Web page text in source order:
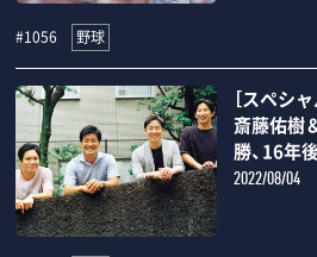
#1056 野球
［スペシ
斎藤佑樹
勝、16年
2022/08/04